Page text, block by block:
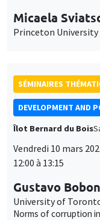
Micaela
Princeton University
SÉMINAIRES
DEVELOPMENT AND
Îlot Bernard du Bois
Vendredi 10 mars
12:00 à 13:15
Gustavo
University of
Norms of corruption